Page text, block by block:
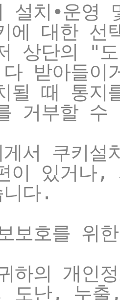
설치∙운영
에 대한 선
상단의 "
받아들이
될 때 통지
거부할
서 쿠키설
이 있거나,
다.
보호를 위
하의 개인
도난, 누출